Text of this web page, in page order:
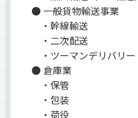
● 一般貨物輸送事業
・幹線輸送
・二次配送
・ツーマンデリバリー
● 倉庫業
・保管
・包装
・荷役